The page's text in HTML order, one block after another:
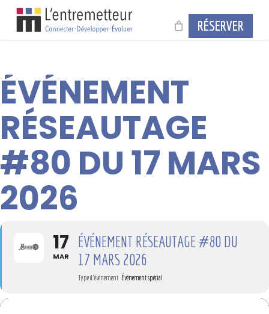
content
RÉSERVER
ÉVÉNEMENT
RÉSEAUTAGE
#80 DU 17 MARS
2026
17
MAR
ÉVÉNEMENT RÉSEAUTAGE #80 DU
17 MARS 2026
Type d'événement Événement spécial